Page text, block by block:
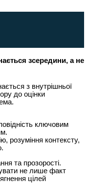
зсередини, а не
з внутрішньої
до оцінки
ключовим
розуміння контексту,
та прозорості.
не лише факт
цілей